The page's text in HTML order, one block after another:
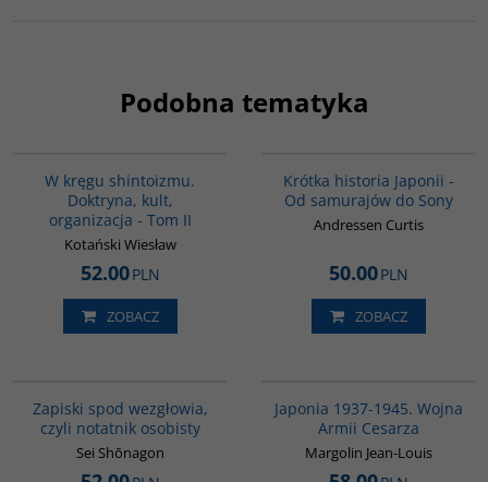
Podobna tematyka
W kręgu shintoizmu.
Doktryna, kult,
organizacja - Tom II
Kotański Wiesław
52.00PLN
ZOBACZ
Krótka historia Japonii -
Od samurajów do Sony
Andressen Curtis
50.00PLN
ZOBACZ
Zapiski spod wezgłowia,
czyli notatnik osobisty
Sei Shōnagon
Japonia 1937-1945. Wojna
Armii Cesarza
Margolin Jean-Louis